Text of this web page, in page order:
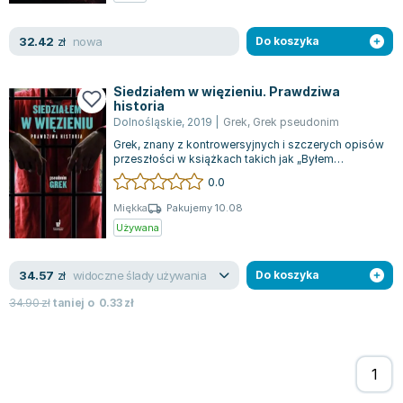
Agata Passent
Maciej Orłoś
Jo Nesbo
Katarzyna Miller
Antoine de Saint Exupery
Lew Tołstoj
Mark Twain
Marcin Meller
ks. Piotr Pawlukiewicz
Jarosław Sokołowski
32.42 zł nowa Do koszyka
Siedziałem w więzieniu. Prawdziwa
historia
Dolnośląskie, 2019 Grek, Grek pseudonim
Grek, znany z kontrowersyjnych i szczerych opisów
przeszłości w książkach takich jak „Byłem
gangsterem. Prawdziwa historia” oraz „...
0.0
Miękka
Pakujemy 10.08
Używana
34.57 zł widoczne ślady używania
34.90złtaniej o 0.33zł
Do koszyka